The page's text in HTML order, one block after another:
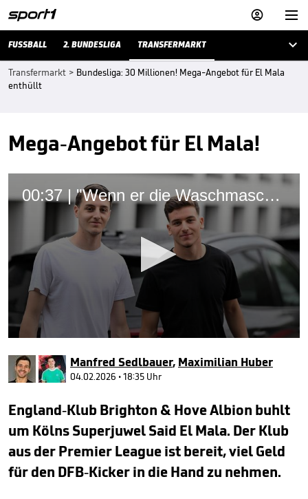


FUSSBALL 2. BUNDESLIGA TRANSFERMARKT 
Transfermarkt > Bundesliga: 30 Millionen! Mega-Angebot für El Mala
enthüllt
Mega-Angebot für El Mala!
00:37 | "Wenn er die Waschmaschine einräumt, räum' ich sie aus"
seconds
of
37
seconds
Manfred Sedlbauer, Maximilian Huber
04.02.2026 • 18:35 Uhr
England-Klub Brighton & Hove Albion buhlt
um Kölns Superjuwel Said El Mala. Der Klub
aus der Premier League ist bereit, viel Geld
für den DFB-Kicker in die Hand zu nehmen.